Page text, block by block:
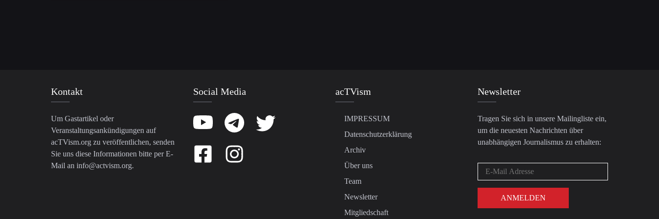
Kontakt
Um Gastartikel oder
Veranstaltungsankündigungen auf
acTVism.org zu veröffentlichen, senden
Sie uns diese Informationen bitte per E-
Mail an info@actvism.org.
Social Media acTVism
IMPRESSUM
Datenschutzerklärung
Archiv
Über uns
Team
Newsletter
Mitgliedschaft
Newsletter
Tragen Sie sich in unsere Mailingliste ein,
um die neuesten Nachrichten über
unabhängigen Journalismus zu erhalten: